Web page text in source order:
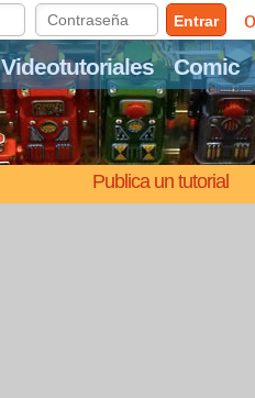
Videotutoriales Comic
Publica un tutorial
Entrar